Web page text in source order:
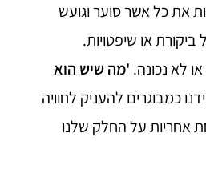
את כל אשר סוער וגועש
או שיפטויות.
לא נכונה. 'מה שיש הוא
כמבוגרים להעניק לחוויה
אחריות על החלק שלנו